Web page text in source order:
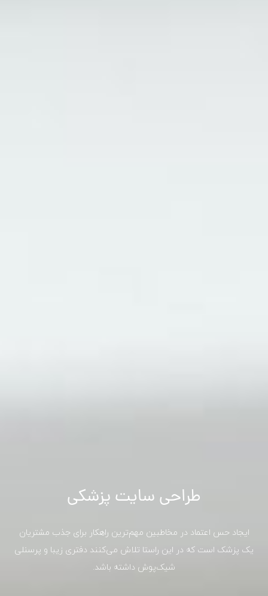
طراحی سایت پزشکی
ایجاد حس اعتماد در مخاطبین مهم‌ترین راهکار برای جذب مشتریان
یک پزشک است که در این راستا تلاش می‌کنند دفتری زیبا و پرسنلی
شیک‌پوش داشته باشد.